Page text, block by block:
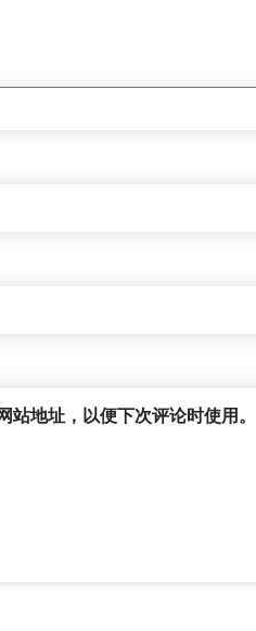
地址，以便下次评论时使用。